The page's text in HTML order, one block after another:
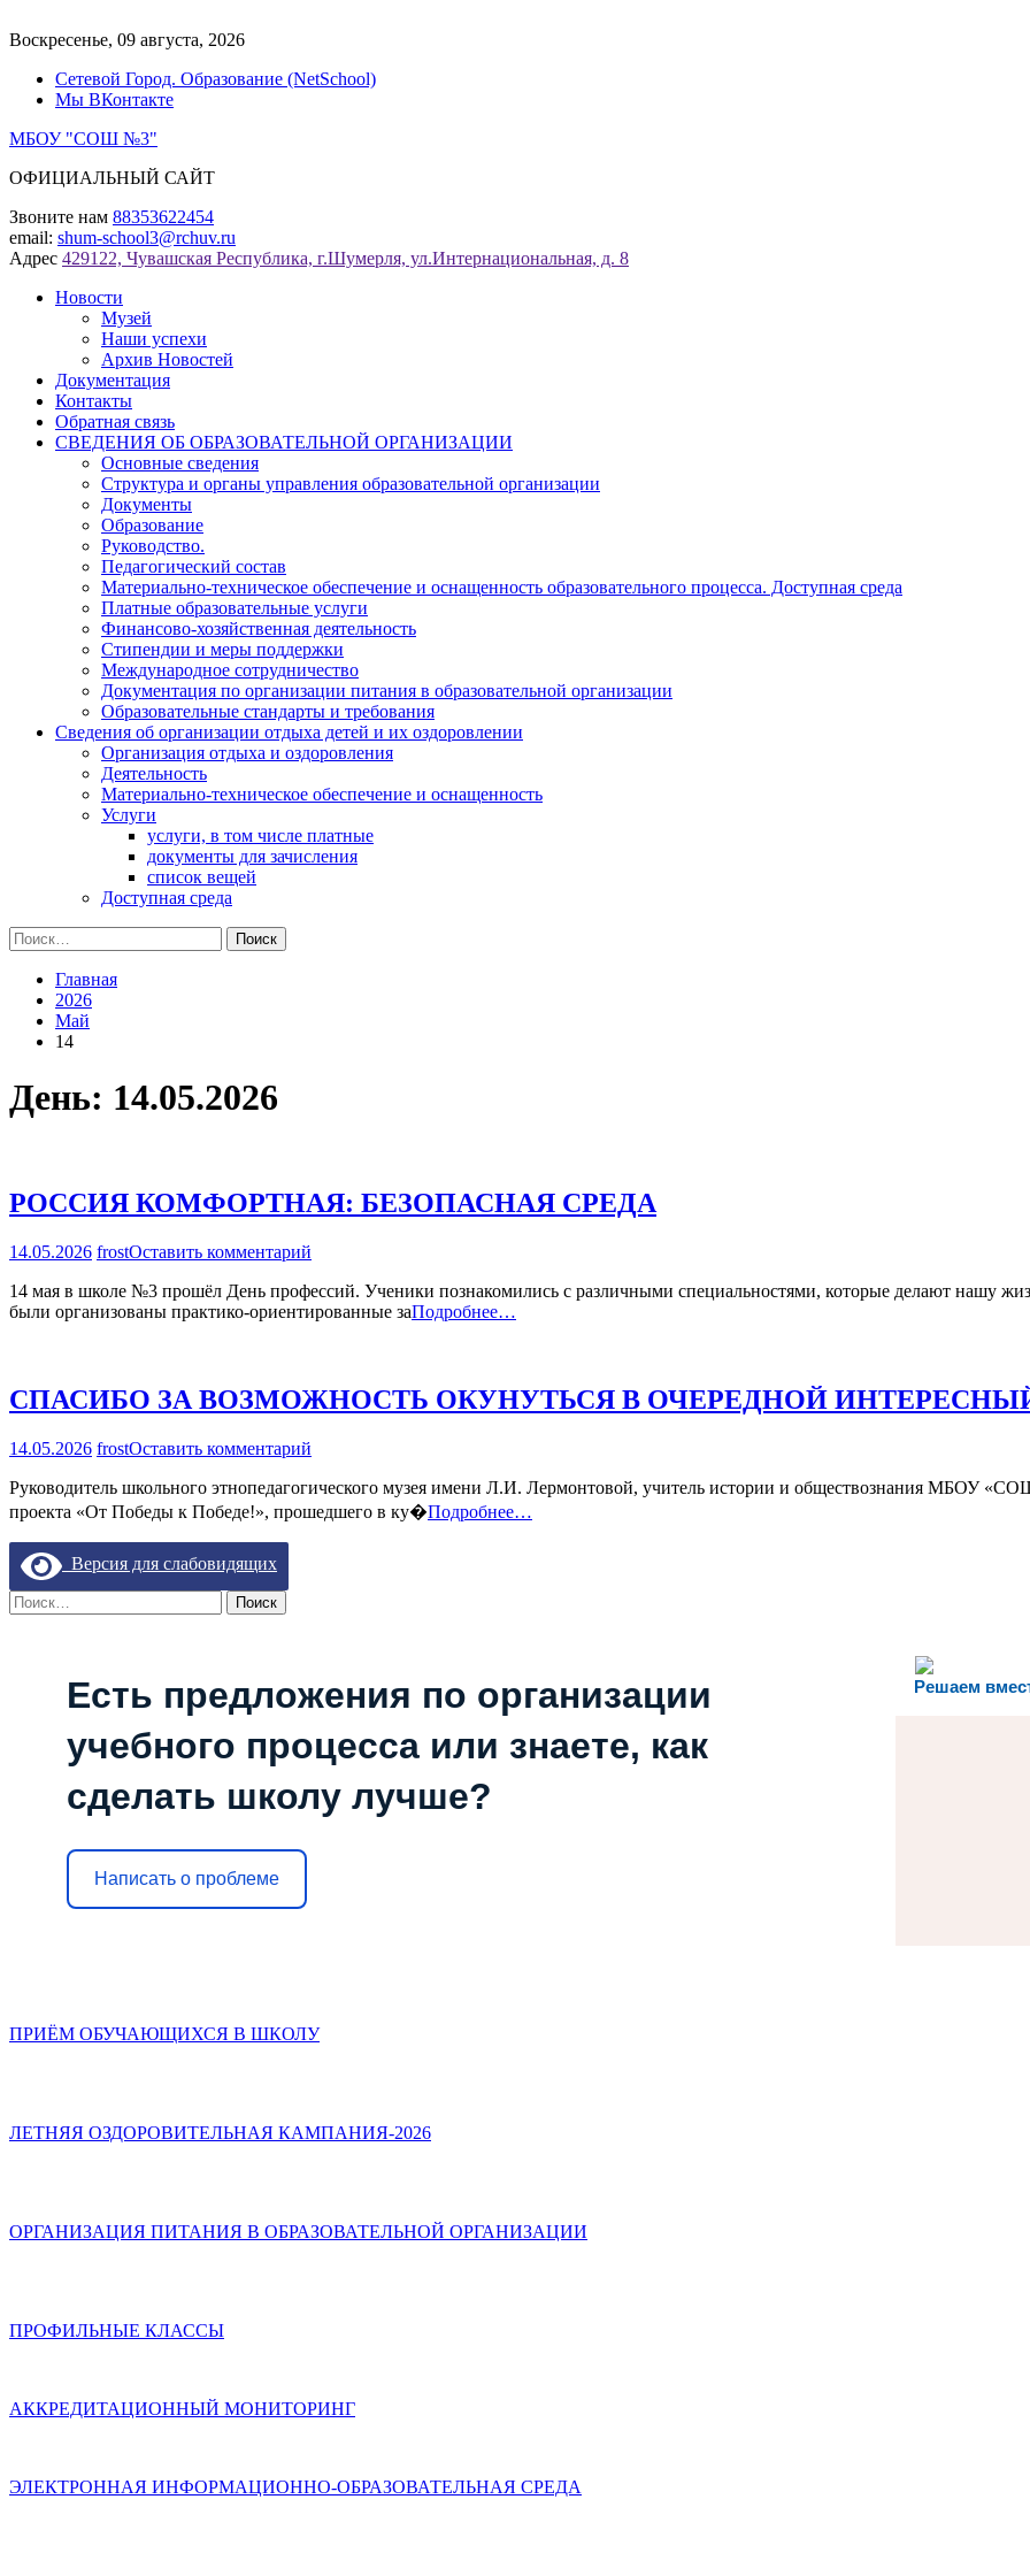
к
Воскресенье, 09 августа, 2026
Сетевой Город. Образование (NetSchool)
Мы ВКонтакте
МБОУ "СОШ №3"
ОФИЦИАЛЬНЫЙ САЙТ
Звоните нам 88353622454
email: shum-school3@rchuv.ru
Адрес 429122, Чувашская Республика, г.Шумерля, ул.Интернациональная, д. 8
Новости
Музей
Наши успехи
Архив Новостей
Документация
Контакты
Обратная связь
СВЕДЕНИЯ ОБ ОБРАЗОВАТЕЛЬНОЙ ОРГАНИЗАЦИИ
Основные сведения
Структура и органы управления образовательной организации
Документы
Образование
Руководство.
Педагогический состав
Материально-техническое обеспечение и оснащенность образовательного процесса. Доступная среда
Платные образовательные услуги
Финансово-хозяйственная деятельность
Стипендии и меры поддержки
Международное сотрудничество
Документация по организации питания в образовательной организации
Образовательные стандарты и требования
Сведения об организации отдыха детей и их оздоровлении
Организация отдыха и оздоровления
Деятельность
Материально-техническое обеспечение и оснащенность
Услуги
услуги, в том числе платные
документы для зачисления
список вещей
Доступная среда
Найти:
Главная
2026
Май
14
День: 14.05.2026
РОССИЯ КОМФОРТНАЯ: БЕЗОПАСНАЯ СРЕДА
14.05.2026 frostОставить комментарий
КОМФОРТНАЯ:
БЕЗОПАСНАЯ
14 мая в школе №3 прошёл День профессий. Ученики познакомились с различными специальностями, которые делают нашу
были организованы практико-ориентированные заПодробнее…
СПАСИБО ЗА ВОЗМОЖНОСТЬ ОКУНУТЬСЯ В ОЧЕРЕДНОЙ
14.05.2026 frostОставить комментарий
ЗА
ВОЗМОЖНОСТЬ
Руководитель школьного этнопедагогического музея имени Л.И. Лермонтовой, учитель истории и обществознания МБОУ
проекта «От Победы к Победе!», прошедшего в ку�Подробнее…
Версия для слабовидящих
Найти:
Решаем
Есть предложения по организации
учебного процесса или знаете, как
сделать школу лучше?
Написать о проблеме
ПРИЁМ ОБУЧАЮЩИХСЯ В ШКОЛУ
ЛЕТНЯЯ ОЗДОРОВИТЕЛЬНАЯ КАМПАНИЯ-2026
ОРГАНИЗАЦИЯ ПИТАНИЯ В ОБРАЗОВАТЕЛЬНОЙ ОРГАНИЗАЦИИ
ПРОФИЛЬНЫЕ КЛАССЫ
АККРЕДИТАЦИОННЫЙ МОНИТОРИНГ
ЭЛЕКТРОННАЯ ИНФОРМАЦИОННО-ОБРАЗОВАТЕЛЬНАЯ СРЕДА